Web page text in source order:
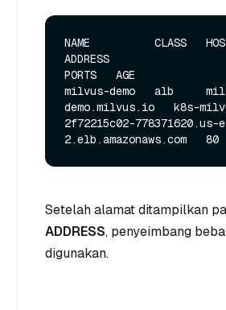
NAME          CLASS
ADDRESS
PORTS   AGE
milvus-demo   alb
demo.milvus.io   k8s-
2f72215c02-778371620.us-
Setelah alamat ditampilkan
ADDRESS, penyeimbang
digunakan.